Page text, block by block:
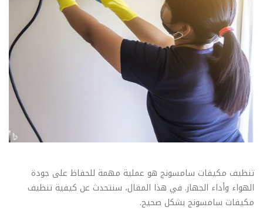
تنظيف مكيفات سامسونج هو عملية مهمة للحفاظ على جودة
الهواء وأداء الجهاز. في هذا المقال، سنتحدث عن كيفية تنظيف
مكيفات سامسونج بشكل صحيح.